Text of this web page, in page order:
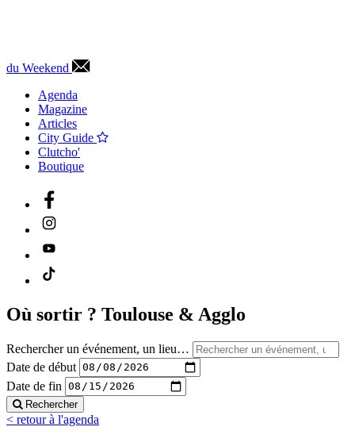
du Weekend
Agenda
Magazine
Articles
City Guide
Clutcho'
Boutique
Où sortir ? Toulouse & Agglo
Rechercher un événement, un lieu…
Date de début
Date de fin
Rechercher
< retour à l'agenda